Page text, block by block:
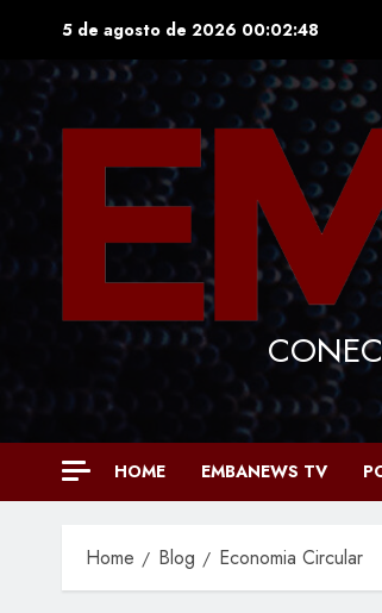
content
5 de agosto de 2026 00:02:49
HOME EMBANEWS TV
Home Blog Economia Circular